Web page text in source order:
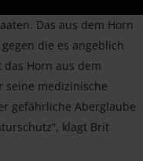
Das aus dem Horn
die es angeblich
Horn aus dem
seine medizinische
gefährliche Aberglaube
klagt Brit